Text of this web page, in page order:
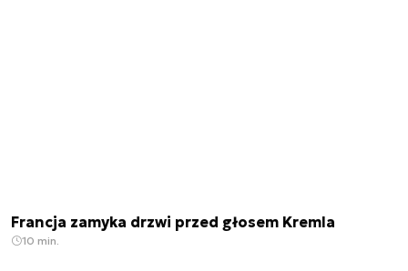
Francja zamyka drzwi przed głosem Kremla
10 min.